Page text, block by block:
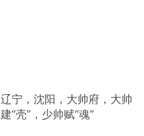
辽宁，沈阳，大帅府，大帅
建“壳”，少帅赋“魂”